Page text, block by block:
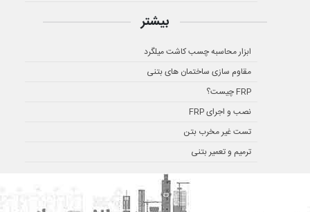
بیشتر
ابزار محاسبه چسب کاشت میلگرد
مقاوم سازی ساختمان های بتنی
FRP چیست؟
نصب و اجرای FRP
تست غیر مخرب بتن
ترمیم و تعمیر بتنی